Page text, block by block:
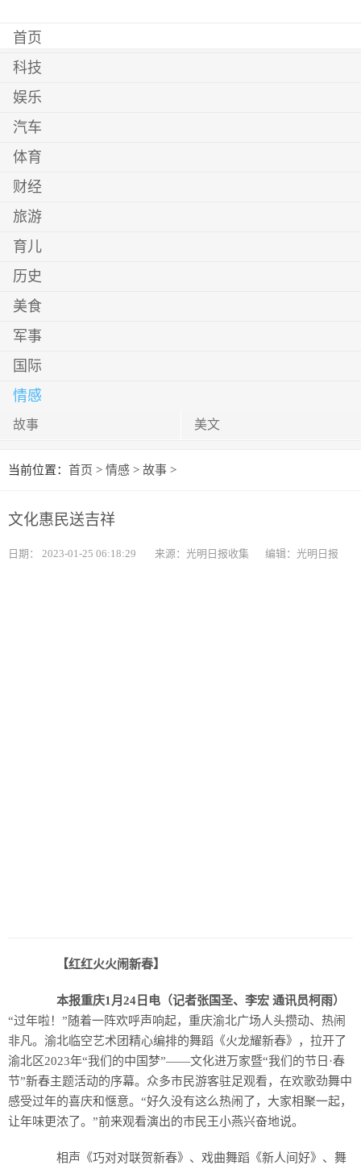
首页
科技
娱乐
汽车
体育
财经
旅游
育儿
历史
美食
军事
国际
情感
故事 美文
当前位置： 首页 > 情感 > 故事 >
文化惠民送吉祥
日期： 2023-01-25 06:18:29 来源：光明日报收集 编辑：光明日报
【红红火火闹新春】
本报重庆1月24日电（记者张国圣、李宏 通讯员柯雨）
“过年啦！”随着一阵欢呼声响起，重庆渝北广场人头攒动、热闹
非凡。渝北临空艺术团精心编排的舞蹈《火龙耀新春》，拉开了
渝北区2023年“我们的中国梦”——文化进万家暨“我们的节日·春
节”新春主题活动的序幕。众多市民游客驻足观看，在欢歌劲舞中
感受过年的喜庆和惬意。“好久没有这么热闹了，大家相聚一起，
让年味更浓了。”前来观看演出的市民王小燕兴奋地说。
相声《巧对对联贺新春》、戏曲舞蹈《新人间好》、舞